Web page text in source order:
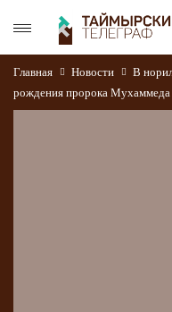
Главная Новости
В
рождения пророка Мухаммеда